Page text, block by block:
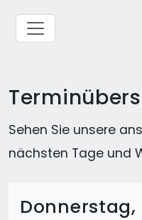
Sehen Sie unsere
nächsten Tage und
Donnerstag,